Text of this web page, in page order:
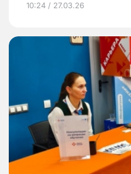
10:24 / 27.03.26